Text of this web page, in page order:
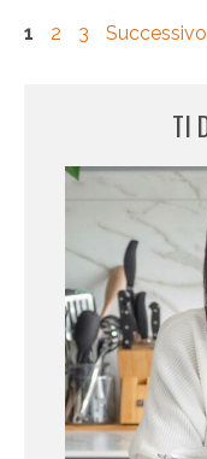
Pagina
1 Pagina
2 Pagina
3 Successivo
TI